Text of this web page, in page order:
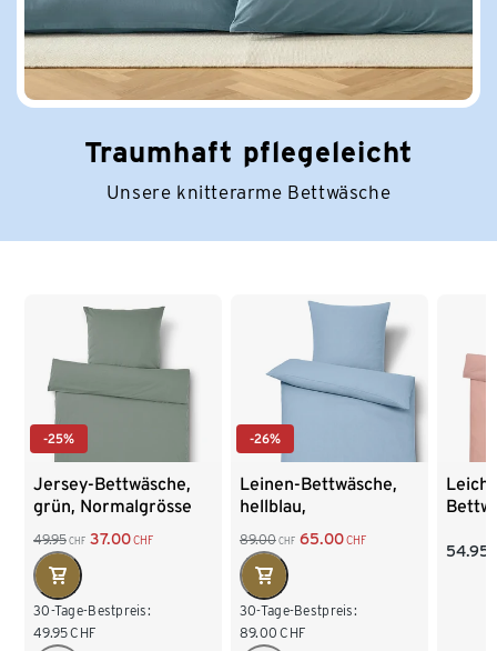
Traumhaft pflegeleicht
Unsere knitterarme Bettwäsche
-25%
Jersey-Bettwäsche,
grün, Normalgrösse
49.95 CHF 37.00CHF
30-Tage-Bestpreis:
49.95CHF
-26%
Leinen-Bettwäsche,
hellblau,
Normalgrösse
89.00 CHF 65.00CHF
30-Tage-Bestpreis:
89.00 CHF
54.95